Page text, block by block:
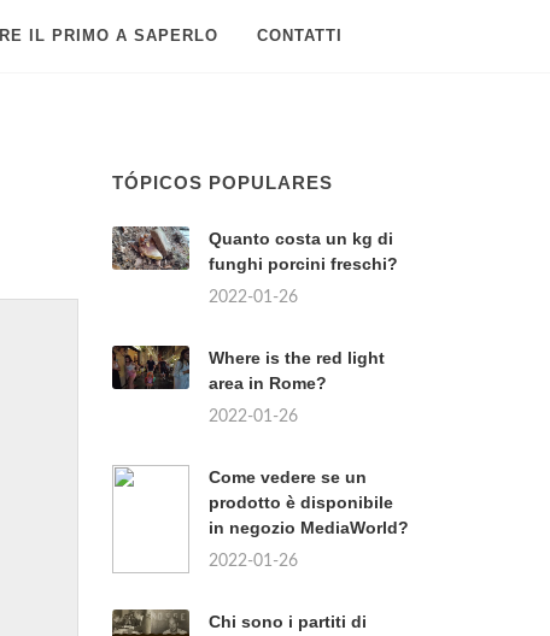
IL PRIMO A SAPERLO CONTATTI
TÓPICOS POPULARES
Quanto costa un kg di
funghi porcini freschi?
2022-01-26
Where is the red light
area in Rome?
2022-01-26
Come vedere se un
prodotto è disponibile
in negozio MediaWorld?
2022-01-26
Chi sono i partiti di